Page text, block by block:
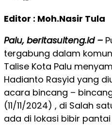
Editor : Moh.Nasir Tula
Palu, beritasulteng.id –
tergabung dalam
Talise Kota Palu
Hadianto Rasyid yang
acara bincang –
(11/11/2024) , di Salah
ada di lokasi bibir pantai